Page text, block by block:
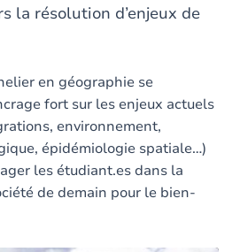
la résolution d’enjeux de
en géographie se
fort sur les enjeux actuels
environnement,
épidémiologie spatiale…)
les étudiant.es dans la
de demain pour le bien-